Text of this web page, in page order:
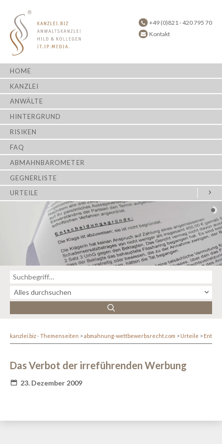
+49 (0)821 - 420 795 70
Kontakt
HOME
KANZLEI
ANWÄLTE
HINTERGRUND
RISIKEN
FAQ
ABMAHNBAROMETER
GEGNERLISTE
URTEILE
kanzlei.biz - Themenseiten abmahnung-wettbewerbsrecht.com Urteile
Das Verbot der irreführenden Werbung
23. Dezember 2009